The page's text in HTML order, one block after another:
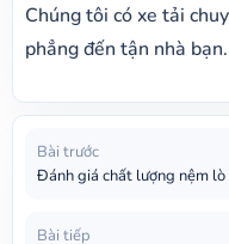
Chúng tôi có xe tải
phẳng đến tận nhà bạn.
Bài trước
Đánh giá chất lượng nệm
Bài tiếp